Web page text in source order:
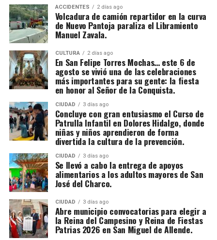
ACCIDENTES 2 días ago
Volcadura de camión repartidor en la curva
de Nuevo Pantoja paraliza el Libramiento
Manuel Zavala.
CULTURA 2 días ago
En San Felipe Torres Mochas… este 6 de
agosto se vivió una de las celebraciones
más importantes para su gente: la fiesta
en honor al Señor de la Conquista.
CIUDAD 3 días ago
Concluye con gran entusiasmo el Curso de
Patrulla Infantil en Dolores Hidalgo, donde
niñas y niños aprendieron de forma
divertida la cultura de la prevención.
CIUDAD 3 días ago
Se llevó a cabo la entrega de apoyos
alimentarios a los adultos mayores de San
José del Charco.
CIUDAD 3 días ago
Abre municipio convocatorias para elegir a
la Reina del Campesino y Reina de Fiestas
Patrias 2026 en San Miguel de Allende.